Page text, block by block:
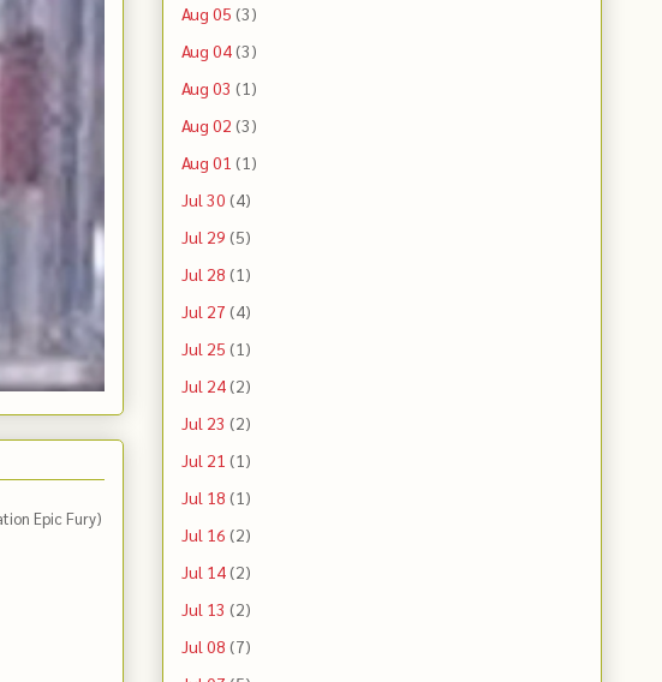
Epic Fury)
Aug 05 (3)
Aug 04(3)
Aug 03 (1)
Aug 02 (3)
Aug 01 (1)
Jul 30 (4)
Jul 29 (5)
Jul 28 (1)
Jul 27 (4)
Jul 25 (1)
Jul 24(2)
Jul 23 (2)
Jul 21 (1)
Jul 18 (1)
Jul 16 (2)
Jul 14(2)
Jul 13 (2)
Jul 08 (7)